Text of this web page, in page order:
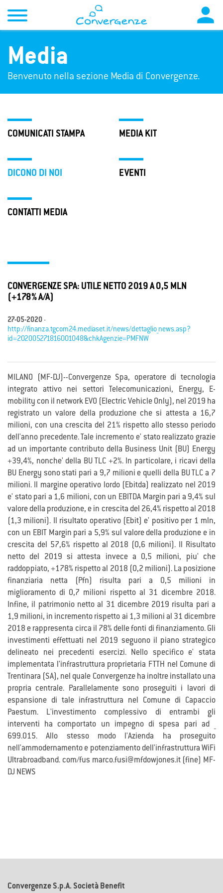

Media
Benvenuto nella sezione Media di Convergenze.
COMUNICATI STAMPA MEDIA KIT
DICONO DI NOI EVENTI
CONTATTI MEDIA
CONVERGENZE SPA: UTILE NETTO 2019 A 0,5 MLN
(+178% A/A)
27-05-2020 -
http://finanza.tgcom24.mediaset.it/news/dettaglio_news.asp?
id=202005271816001048&chkAgenzie=PMFNW
MILANO (MF-DJ)--Convergenze Spa, operatore di tecnologia
integrato attivo nei settori Telecomunicazioni, Energy, E-
mobility con il network EVO (Electric Vehicle Only), nel 2019 ha
registrato un valore della produzione che si attesta a 16,7
milioni, con una crescita del 21% rispetto allo stesso periodo
dell'anno precedente. Tale incremento e' stato realizzato grazie
ad un importante contributo della Business Unit (BU) Energy
+39,4%, nonche' della BU TLC +2%. In particolare, i ricavi della
BU Energy sono stati pari a 9,7 milioni e quelli della BU TLC a 7
milioni. Il margine operativo lordo (Ebitda) realizzato nel 2019
e' stato pari a 1,6 milioni, con un EBITDA Margin pari a 9,4% sul
valore della produzione, e in crescita del 26,4% rispetto al 2018
(1,3 milioni). Il risultato operativo (Ebit) e' positivo per 1 mln,
con un EBIT Margin pari a 5,9% sul valore della produzione e in
crescita del 57,6% rispetto al 2018 (0,6 milioni). Il Risultato
netto del 2019 si attesta invece a 0,5 milioni, piu' che
raddoppiato, +178% rispetto al 2018 (0,2 milioni). La posizione
finanziaria netta (Pfn) risulta pari a 0,5 milioni in
miglioramento di 0,7 milioni rispetto al 31 dicembre 2018.
Infine, il patrimonio netto al 31 dicembre 2019 risulta pari a
1,9 milioni, in incremento rispetto ai 1,3 milioni al 31 dicembre
2018 e rappresenta circa il 78% delle fonti di finanziamento. Gli
investimenti effettuati nel 2019 seguono il piano strategico
delineato nei precedenti esercizi. Nello specifico e' stata
implementata l'infrastruttura proprietaria FTTH nel Comune di
Trentinara (SA), nel quale Convergenze ha inoltre installato una
propria centrale. Parallelamente sono proseguiti i lavori di
espansione di tale infrastruttura nel Comune di Capaccio
Paestum. L'investimento complessivo di entrambi gli
interventi ha comportato un impegno di spesa pari ad _
699.015. Allo stesso modo l'Azienda ha proseguito
nell'ammodernamento e potenziamento dell'infrastruttura WiFi
Ultrabroadband. com/fus marco.fusi@mfdowjones.it (fine) MF-
DJ NEWS
Convergenze S.p.A. Società Benefit